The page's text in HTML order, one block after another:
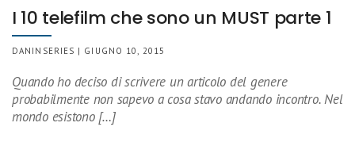
I 10 telefilm che sono un MUST parte 1
DANINSERIES | GIUGNO 10, 2015
Quando ho deciso di scrivere un articolo del genere
probabilmente non sapevo a cosa stavo andando incontro. Nel
mondo esistono […]